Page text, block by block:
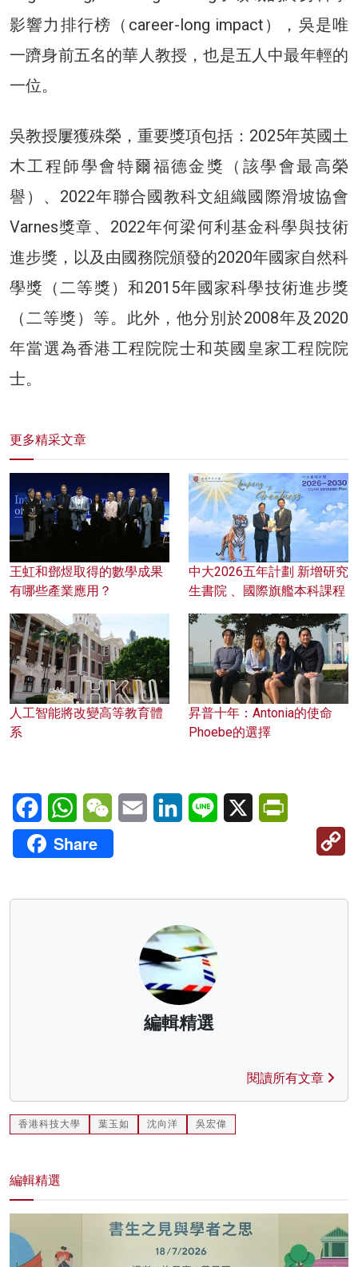
影響力排行榜（career-long impact），吳是唯
一躋身前五名的華人教授，也是五人中最年輕的
一位。
吳教授屢獲殊榮，重要獎項包括：2025年英國土
木工程師學會特爾福德金獎（該學會最高榮
譽）、2022年聯合國教科文組織國際滑坡協會
Varnes獎章、2022年何梁何利基金科學與技術
進步獎，以及由國務院頒發的2020年國家自然科
學獎（二等獎）和2015年國家科學技術進步獎
（二等獎）等。此外，他分別於2008年及2020
年當選為香港工程院院士和英國皇家工程院院
士。
更多精采文章
王虹和鄧煜取得的數學成果
有哪些產業應用？
中大2026五年計劃 新增研究
生書院 、國際旗艦本科課程
人工智能將改變高等教育體
系
昇普十年：Antonia的使命
Phoebe的選擇
FacebookWhatsAppWeChatEmail LinkedInLine X
Share
編輯精選
閱讀所有文章
香港科技大學 葉玉如 沈向洋 吳宏偉
編輯精選